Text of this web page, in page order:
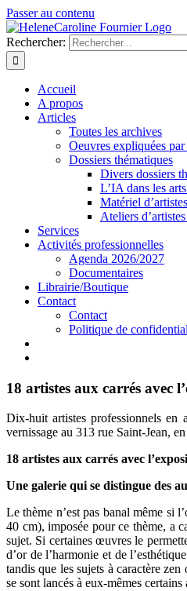
Passer au contenu
Rechercher:
Accueil
A propos
Articles
Toutes les archives
Oeuvres expliquées
Dossiers thématiques
Divers dossiers
L’IA dans les
Matériel
Ateliers
Services
Activités professionnelles
Agenda 2026/2027
Documentaires
Librairie/Boutique
Contact
Contact
Politique de
18 artistes aux carrés avec
Dix-huit artistes professionnels en
vernissage au 313 rue Saint-Jean,
18 artistes aux carrés avec
Une galerie qui se distingue des
Le thème n’est pas banal même si
40 cm), imposée pour ce thème, a
sujet. Si certaines œuvres le
d’or de l’harmonie et de
tandis que les sujets à caractère
se sont lancés à eux-mêmes